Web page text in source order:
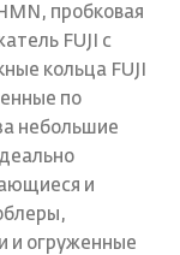
пробковая
FUJI с
кольца FUJI
по
небольшие
и
и огруженные